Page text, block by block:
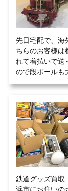
先日宅配で、海
ちらのお客様は
れて着払いで送
ので段ボールも
鉄道グッズ買取